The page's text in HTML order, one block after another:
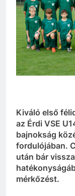
Kiváló első
az Érdi VSE
bajnokság
fordulójában.
után bár
mérkőzést.